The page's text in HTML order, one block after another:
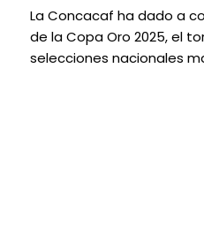
La Concacaf ha dado a
de la Copa Oro 2025, el
selecciones nacionales